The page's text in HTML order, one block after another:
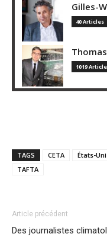
Gilles-
40 Articles
1019
TAGS CETA États-
TAFTA
Article précédent
Des journalistes